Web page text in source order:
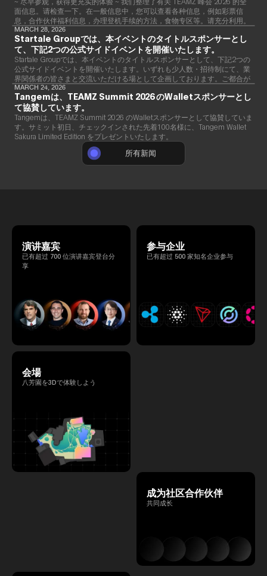
面信息。请检查一下。在一般信息中，您可以查看各种信息，例如彩票信
息，合作伙伴福利信息，办理登机手续的方法，食物专区等。请充分利用。
详情
MARCH 28, 2026
Startale Groupでは、本イベントのタイトルスポンサーとし
て、下記2つの公式サイドイベントを開催いたします。
Startale Groupでは、本イベントのタイトルスポンサーとして、下記2つの
公式サイドイベントを開催いたします。いずれも少人数・招待制にて、業
界関係者の皆さまと交流いただける場として企画しております。ご都合が
合いましたら、ぜひご参加ください。
MARCH 24, 2026
Tangemは、TEAMZ Summit 2026 のWalletスポンサーとし
て協賛しています。
Tangemは、TEAMZ Summit 2026 のWalletスポンサーとして協賛していま
す。サミット初日、チェックインされた先着100名様に、Tangem Wallet
Sakura Limited Edition をプレゼントいたします。
所有新闻
演讲嘉宾
已有超过 700 位演讲嘉宾登台分
享
参与企业
已有超过 500 家知名企业参与
会場
八芳園を3Dで体験しよう
成为社区合作伙伴
共同成长